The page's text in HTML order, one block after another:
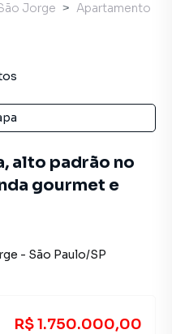
Jorge
Apartamento
alto padrão no
gourmet e
- São Paulo/SP
R$ 1.750.000,00